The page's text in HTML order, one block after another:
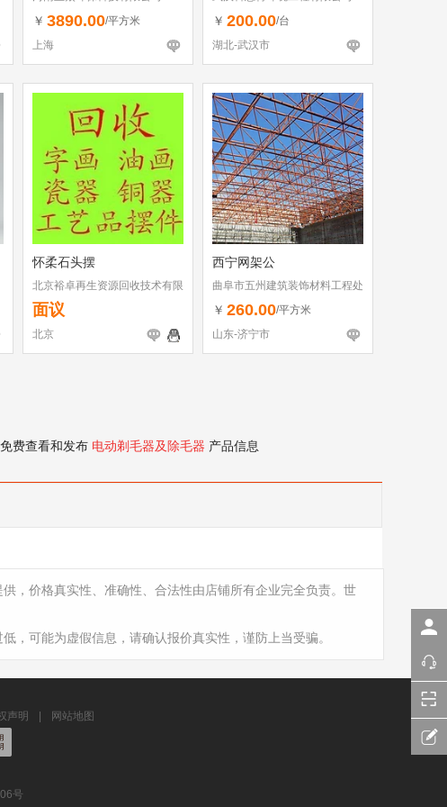
￥ 3890.00/平方米
上海
￥ 200.00/台
湖北-武汉市
怀柔石头摆
北京裕卓再生资源回收技术有限
公司
面议
北京
西宁网架公
曲阜市五州建筑装饰材料工程处
￥ 260.00/平方米
山东-济宁市
费查看和发布 电动剃毛器及除毛器 产品信息
，价格真实性、准确性、合法性由店铺所有企业完全负责。世
，可能为虚假信息，请确认报价真实性，谨防上当受骗。
声明 网站地图
号